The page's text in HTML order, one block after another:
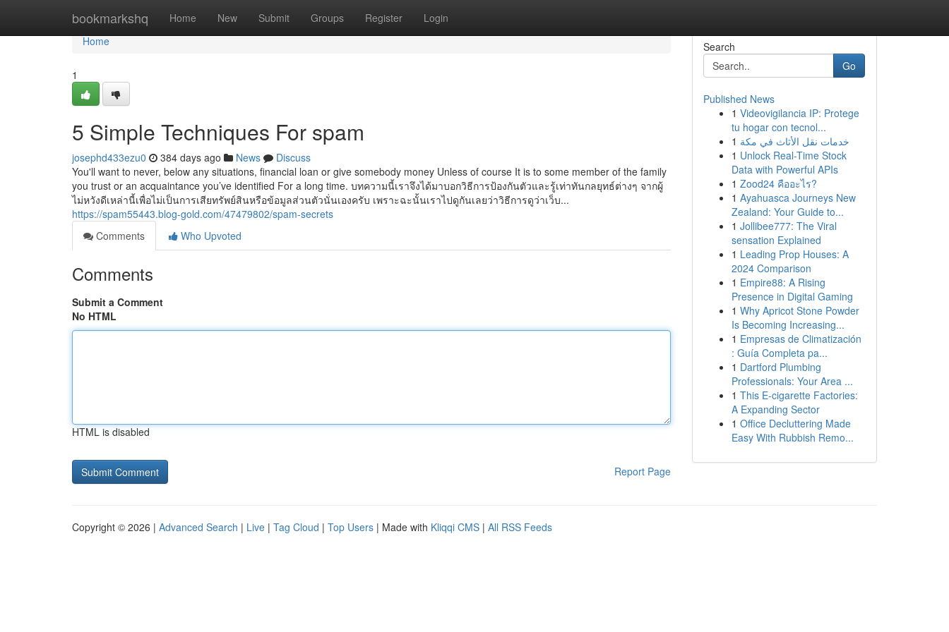
bookmarkshq Home New Submit Groups Register Login
Home
Home
1
5 Simple Techniques For spam
josephd433ezu0 384 days ago News
Discuss
You'll want to never, below any situations, financial loan or give somebody money Unless of course It is to some member of the family
you trust or an acquaintance you’ve identified For a long time. บทความนี้เราจึงได้มาบอกวิธีการป้องกันตัวและรู้เท่าทันกลยุทธ์ต่างๆ จากผู้
ไม่หวังดีเหล่านี้เพื่อไม่เป็นการเสียทรัพย์สินหรือข้อมูลส่วนตัวนั่นเองครับ เพราะฉะนั้นเราไปดูกันเลยว่าวิธีการดูว่าเว็บ...
https://spam55443.blog-gold.com/47479802/spam-secrets
Comments
Who Upvoted
Comments
Submit a Comment
No HTML
HTML is disabled
Report Page
Search
Go
Published News
1 Videovigilancia IP: Protege
tu hogar con tecnol...
1 خدمات نقل الأثاث في مكة
1 Unlock Real-Time Stock
Data with Powerful APIs
1 Zood24 คืออะไร?
1 Ayahuasca Journeys New
Zealand: Your Guide to...
1 Jollibee777: The Viral
sensation Explained
1 Leading Prop Houses: A
2024 Comparison
1 Empire88: A Rising
Presence in Digital Gaming
1 Why Apricot Stone Powder
Is Becoming Increasing...
1 Empresas de Climatización
: Guía Completa pa...
1 Dartford Plumbing
Professionals: Your Area ...
1 This E-cigarette Factories:
A Expanding Sector
1 Office Decluttering Made
Easy With Rubbish Remo...
Copyright © 2026 | Advanced Search | Live | Tag Cloud | Top Users | Made with Kliqqi CMS | All RSS Feeds